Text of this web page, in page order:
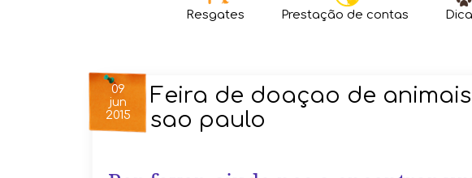
Resgates Prestação de contas
09
jun
2015
Feira de doaçao de
sao paulo